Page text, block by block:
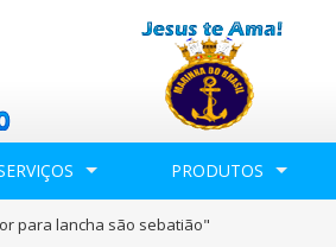
PRODUTOS
para lancha são sebatião"